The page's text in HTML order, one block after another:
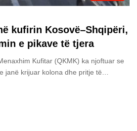
kufirin Kosovë–Shqipëri,
e pikave të tjera
Kufitar (QKMK) ka njoftuar se
janë krijuar kolona dhe pritje të…